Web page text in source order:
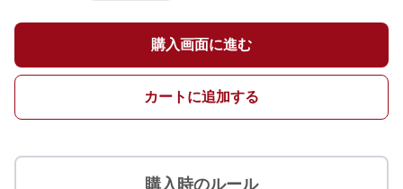
購入画面に進む
カートに追加する
購入時のルール